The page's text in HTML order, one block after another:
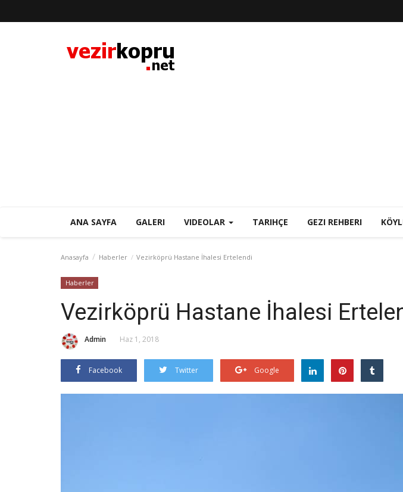
ANA SAYFA GALERI VIDEOLAR TARIHÇE GEZI REHBERI
Anasayfa Haberler Vezirköprü Hastane İhalesi Ertelendi
Haberler
Vezirköprü Hastane İhalesi
Admin Haz 1, 2018
Facebook Twitter Google